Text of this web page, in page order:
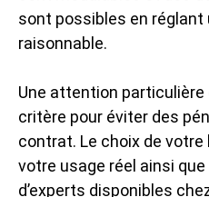
sont possibles en réglant
raisonnable.
Une attention
critère pour éviter des
contrat. Le choix de
votre usage réel ainsi
d’experts disponibles